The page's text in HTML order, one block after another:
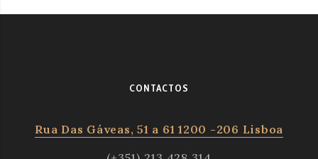
CONTACTOS
Rua Das Gáveas, 51 a 61 1200 -206 Lisboa